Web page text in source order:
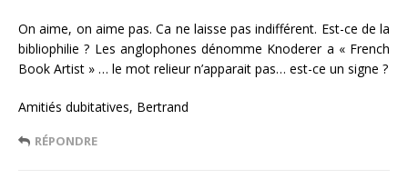
On aime, on aime pas. Ca ne laisse pas indifférent. Est-ce de la
bibliophilie ? Les anglophones dénomme Knoderer a « French
Book Artist » … le mot relieur n’apparait pas… est-ce un signe ?
Amitiés dubitatives, Bertrand
RÉPONDRE